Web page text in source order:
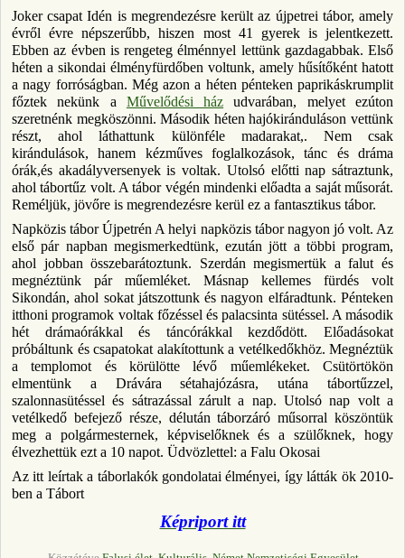
Joker csapat Idén is megrendezésre került az újpetrei tábor, amely
évről évre népszerűbb, hiszen most 41 gyerek is jelentkezett.
Ebben az évben is rengeteg élménnyel lettünk gazdagabbak. Első
héten a sikondai élményfürdőben voltunk, amely hűsítőként hatott
a nagy forróságban. Még azon a héten pénteken paprikáskrumplit
főztek nekünk a Művelődési ház udvarában, melyet ezúton
szeretnénk megköszönni. Második héten hajókiránduláson vettünk
részt, ahol láthattunk különféle madarakat,. Nem csak
kirándulások, hanem kézműves foglalkozások, tánc és dráma
órák,és akadályversenyek is voltak. Utolsó előtti nap sátraztunk,
ahol tábortűz volt. A tábor végén mindenki előadta a saját műsorát.
Reméljük, jövőre is megrendezésre kerül ez a fantasztikus tábor.
Napközis tábor Újpetrén A helyi napközis tábor nagyon jó volt. Az
első pár napban megismerkedtünk, ezután jött a többi program,
ahol jobban összebarátoztunk. Szerdán megismertük a falut és
megnéztünk pár műemléket. Másnap kellemes fürdés volt
Sikondán, ahol sokat játszottunk és nagyon elfáradtunk. Pénteken
itthoni programok voltak főzéssel és palacsinta sütéssel. A második
hét drámaórákkal és táncórákkal kezdődött. Előadásokat
próbáltunk és csapatokat alakítottunk a vetélkedőkhöz. Megnéztük
a templomot és körülötte lévő műemlékeket. Csütörtökön
elmentünk a Drávára sétahajózásra, utána tábortűzzel,
szalonnasütéssel és sátrazással zárult a nap. Utolsó nap volt a
vetélkedő befejező része, délután táborzáró műsorral köszöntük
meg a polgármesternek, képviselőknek és a szülőknek, hogy
élvezhettük ezt a 10 napot. Üdvözlettel: a Falu Okosai
Az itt leírtak a táborlakók gondolatai élményei, így látták ök 2010-
ben a Tábort
Képriport itt